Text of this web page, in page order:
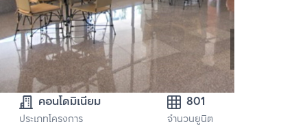
คอนโดมิเนียม
ประเภทโครงการ
801
จำนวนยูนิต